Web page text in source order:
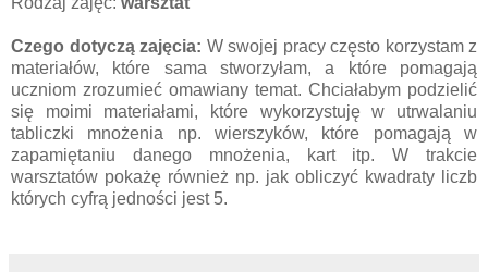
Czego dotyczą zajęcia: W swojej pracy często korzystam z
materiałów, które sama stworzyłam, a które pomagają
uczniom zrozumieć omawiany temat. Chciałabym podzielić
się moimi materiałami, które wykorzystuję w utrwalaniu
tabliczki mnożenia np. wierszyków, które pomagają w
zapamiętaniu danego mnożenia, kart itp. W trakcie
warsztatów pokażę również np. jak obliczyć kwadraty liczb
których cyfrą jedności jest 5.